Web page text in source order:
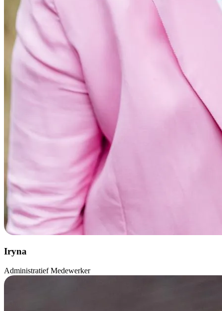
Iryna
Administratief Medewerker